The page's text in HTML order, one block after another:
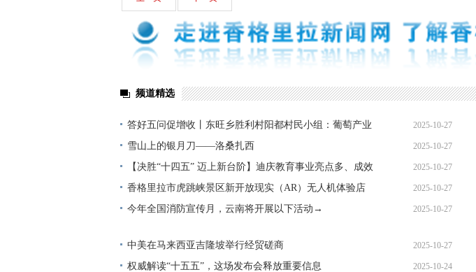
频道精选
答好五问促增收丨东旺乡胜利村阳都村民小组：葡萄产业
铺就“甜蜜”增收路
2025-10-27
雪山上的银月刀——洛桑扎西 2025-10-27
【决胜“十四五” 迈上新台阶】迪庆教育事业亮点多、成效
显——培根铸魂育桃李
2025-10-27
香格里拉市虎跳峡景区新开放现实（AR）无人机体验店 2025-10-27
今年全国消防宣传月，云南将开展以下活动→ 2025-10-27
中美在马来西亚吉隆坡举行经贸磋商 2025-10-27
权威解读“十五五”，这场发布会释放重要信息 2025-10-24